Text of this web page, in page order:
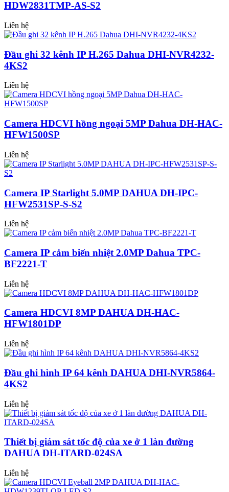
HDW2831TMP-AS-S2
Liên hệ
Đầu ghi 32 kênh IP H.265 Dahua DHI-NVR4232-
4KS2
Liên hệ
Camera HDCVI hồng ngoại 5MP Dahua DH-HAC-
HFW1500SP
Liên hệ
Camera IP Starlight 5.0MP DAHUA DH-IPC-
HFW2531SP-S-S2
Liên hệ
Camera IP cảm biến nhiệt 2.0MP Dahua TPC-
BF2221-T
Liên hệ
Camera HDCVI 8MP DAHUA DH-HAC-
HFW1801DP
Liên hệ
Đầu ghi hình IP 64 kênh DAHUA DHI-NVR5864-
4KS2
Liên hệ
Thiết bị giám sát tốc độ của xe ở 1 làn đường
DAHUA DH-ITARD-024SA
Liên hệ